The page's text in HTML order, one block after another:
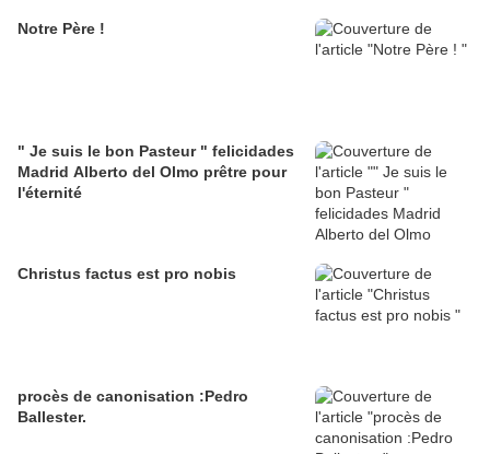
Notre Père !
" Je suis le bon Pasteur " felicidades
Madrid Alberto del Olmo prêtre pour
l'éternité
Christus factus est pro nobis
procès de canonisation :Pedro
Ballester.